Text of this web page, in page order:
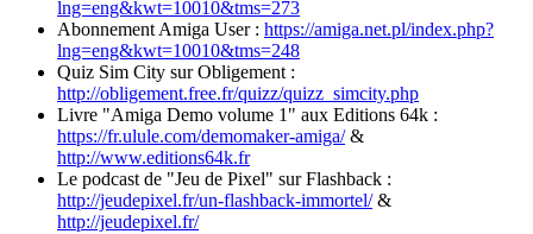
lng=eng&kwt=10010&tms=273
Abonnement Amiga User : https://amiga.net.pl/index.php?
lng=eng&kwt=10010&tms=248
Quiz Sim City sur Obligement :
http://obligement.free.fr/quizz/quizz_simcity.php
Livre "Amiga Demo volume 1" aux Editions 64k :
https://fr.ulule.com/demomaker-amiga/&
http://www.editions64k.fr
Le podcast de "Jeu de Pixel" sur Flashback :
http://jeudepixel.fr/un-flashback-immortel/&
http://jeudepixel.fr/